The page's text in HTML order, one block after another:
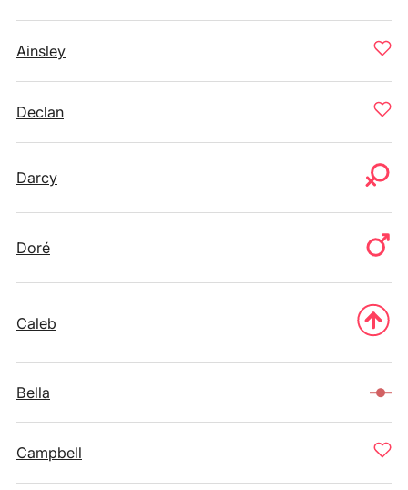
Ainsley
Declan
Darcy
Doré
Caleb
Bella
Campbell